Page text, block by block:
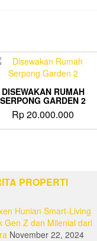
DISEWAKAN RUMAH
SERPONG GARDEN 2
Rp20.000.000
PROPERTI
Hunian Smart-Living
Gen Z dan Milenial dari
November 22, 2024